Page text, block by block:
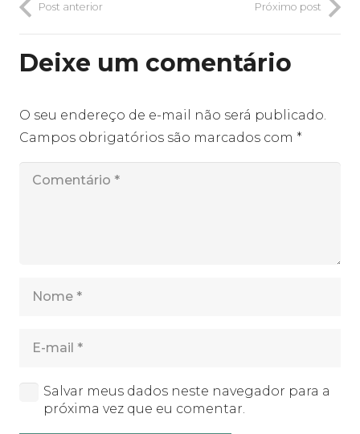
Post anterior Próximo post
Deixe um comentário
O seu endereço de e-mail não será publicado.
Campos obrigatórios são marcados com *
Salvar meus dados neste navegador para a
próxima vez que eu comentar.